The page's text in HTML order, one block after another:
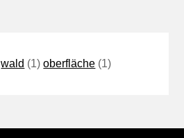
wald (1) oberfläche (1)